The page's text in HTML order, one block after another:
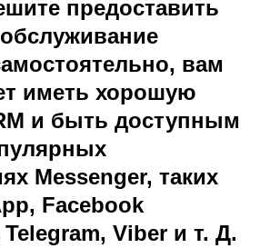
предоставить
вам
иметь хорошую
и быть доступным
Messenger, таких
Facebook
Viber и т. Д.